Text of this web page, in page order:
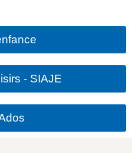
- SIAJE